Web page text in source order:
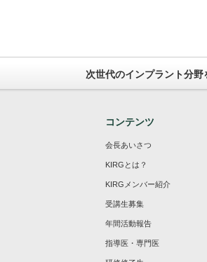
次世代のインプラント分
コンテンツ
会長あいさつ
KIRGとは？
KIRGメンバー紹介
受講生募集
年間活動報告
指導医・専門医